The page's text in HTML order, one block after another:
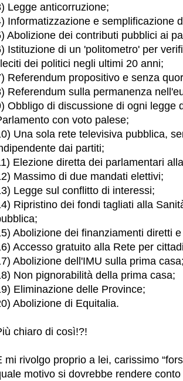
Legge anticorruzione;
Informatizzazione e semplificazione
Abolizione dei contributi pubblici ai
Istituzione di un 'politometro' per
dei politici negli ultimi 20 anni;
Referendum propositivo e senza
Referendum sulla permanenza
Obbligo di discussione di ogni legge
con voto palese;
Una sola rete televisiva pubblica,
dai partiti;
Elezione diretta dei parlamentari
Massimo di due mandati elettivi;
Legge sul conflitto di interessi;
Ripristino dei fondi tagliati alla
Abolizione dei finanziamenti diretti
Accesso gratuito alla Rete per
Abolizione dell'IMU sulla prima casa;
Non pignorabilità della prima casa;
Eliminazione delle Province;
Abolizione di Equitalia.
chiaro di così!?!
mi rivolgo proprio a lei, carissimo
motivo si dovrebbe rendere